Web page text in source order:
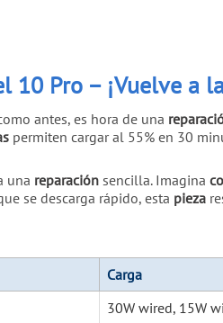
10 Pro – ¡Vuelve a
antes, es hora de una
permiten cargar al 55% en 30
una reparación sencilla. Imagina
se descarga rápido, esta pieza
Carga
30W wired, 15W